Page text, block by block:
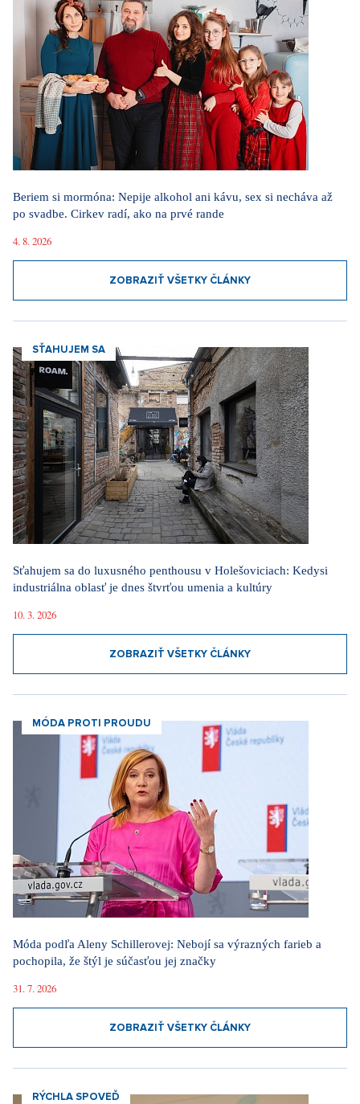
Beriem si mormóna: Nepije alkohol ani kávu, sex si necháva až
po svadbe. Cirkev radí, ako na prvé rande
4. 8. 2026
ZOBRAZIŤ VŠETKY ČLÁNKY
SŤAHUJEM SA
Sťahujem sa do luxusného penthousu v Holešoviciach: Kedysi
industriálna oblasť je dnes štvrťou umenia a kultúry
10. 3. 2026
ZOBRAZIŤ VŠETKY ČLÁNKY
MÓDA PROTI PROUDU
Móda podľa Aleny Schillerovej: Nebojí sa výrazných farieb a
pochopila, že štýl je súčasťou jej značky
31. 7. 2026
ZOBRAZIŤ VŠETKY ČLÁNKY
RÝCHLA SPOVEĎ